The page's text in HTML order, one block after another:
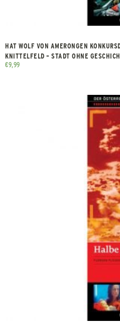
HAT WOLF VON AMERONGEN
KNITTELFELD – STADT OHNE
€9,99